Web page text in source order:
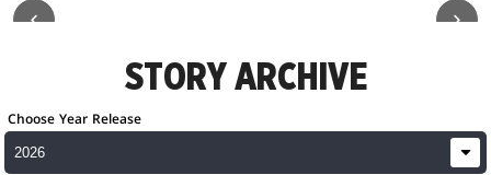
STORY ARCHIVE
Choose Year Release